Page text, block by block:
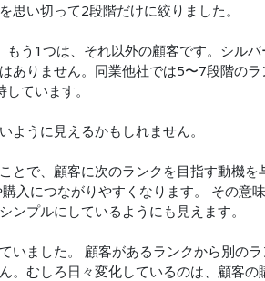
思い切って2段階だけに絞りました。
う1つは、それ以外の顧客です。シル
ありません。同業他社では5〜7段階の
ています。
ように見えるかもしれません。
とで、顧客に次のランクを目指す動機を
入につながりやすくなります。 その意
プルにしているようにも見えます。
いました。 顧客があるランクから別の
。むしろ日々変化しているのは、顧客の